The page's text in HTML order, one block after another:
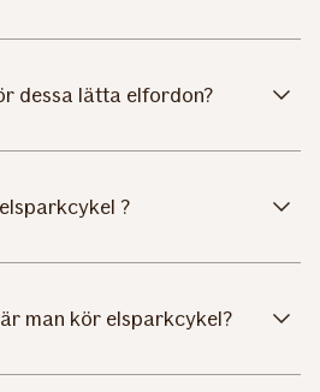
dessa lätta elfordon?
?
man kör elsparkcykel?